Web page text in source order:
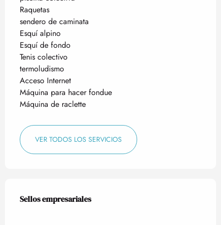
Raquetas
sendero de caminata
Esquí alpino
Esquí de fondo
Tenis colectivo
termoludismo
Acceso Internet
Máquina para hacer fondue
Máquina de raclette
VER TODOS LOS SERVICIOS
Oferta de prestaciones
Sellos empresariales
Sellos empresariales